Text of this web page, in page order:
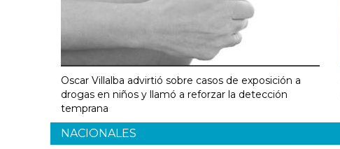
Oscar Villalba advirtió sobre casos de exposición a
drogas en niños y llamó a reforzar la detección
temprana
NACIONALES